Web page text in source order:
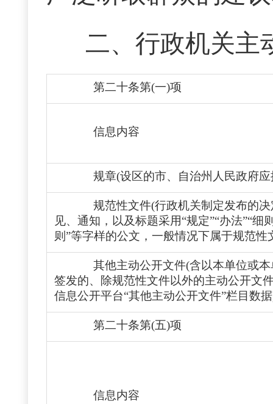
二、行政机关主
第二十条第(一)项
信息内容
规章(设区的市、自治州人民政府
规范性文件(行政机关制定发布的
见、通知，以及标题采用“规定”“办法”“细
则”等字样的公文，一般情况下属于规范性
其他主动公开文件(含以本单位或
签发的、除规范性文件以外的主动公开文
信息公开平台“其他主动公开文件”栏目数
第二十条第(五)项
信息内容